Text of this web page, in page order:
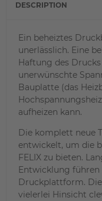
DESCRIPTION
Ein beheiztes
unerlässlich. Eine
Haftung des
unerwünschte
Bauplatte (das
aufheizen kann.
Die komplett neue
entwickelt, um die
FELIX zu bieten.
Entwicklung führen
Druckplattform.
vielerlei Hinsicht